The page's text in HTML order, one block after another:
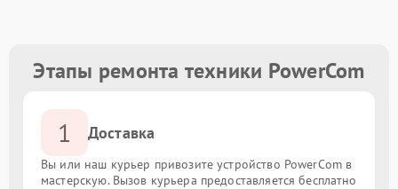
Этапы ремонта техники PowerCom
1 Доставка
Вы или наш курьер привозите устройство PowerCom в
мастерскую. Вызов курьера предоставляется бесплатно